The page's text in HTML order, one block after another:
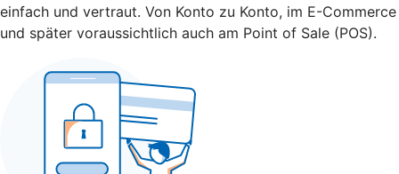
einfach und vertraut. Von Konto zu Konto, im E-Commerce
und später voraussichtlich auch am Point of Sale (POS).